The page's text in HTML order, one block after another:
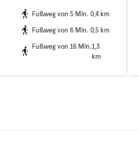
Fußweg von 5 Min. 0,4 km
Fußweg von 6 Min. 0,5 km
Fußweg von 16 Min.1,3
km